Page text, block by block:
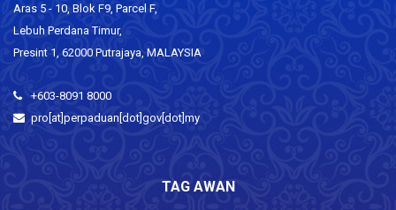
Aras 5 - 10, Blok F9, Parcel F,
Lebuh Perdana Timur,
Presint 1, 62000 Putrajaya, MALAYSIA
+603-8091 8000
pro[at]perpaduan[dot]gov[dot]my
TAG AWAN